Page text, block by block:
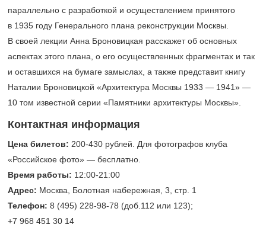
параллельно с разработкой и осуществлением принятого
в 1935 году Генерального плана реконструкции Москвы.
В своей лекции Анна Броновицкая расскажет об основных
аспектах этого плана, о его осуществленных фрагментах и так
и оставшихся на бумаге замыслах, а также представит книгу
Наталии Броновицкой «Архитектура Москвы 1933 — 1941» —
10 том известной серии «Памятники архитектуры Москвы».
Контактная информация
Цена билетов: 200-430 рублей.
Для фотографов клуба
«Российское фото» — бесплатно.
Время работы: 12:00-21:00
Адрес: Москва, Болотная набережная, 3, стр. 1
Телефон: 8 (495) 228-98-78 (доб.112 или 123);
+7 968 451 30 14